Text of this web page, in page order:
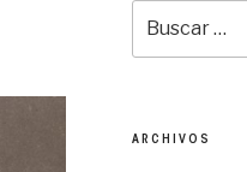
por:
ARCHIVOS